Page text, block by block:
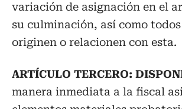
variación de asignación en el
su culminación, así como
originen o relacionen con esta.
ARTÍCULO TERCERO:
manera inmediata a la fiscal